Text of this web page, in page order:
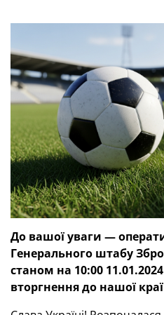
До вашої уваги —
Генерального штабу
станом на 10:00
вторгнення до нашої